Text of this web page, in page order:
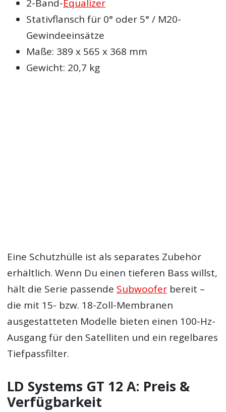
2-Band-Equalizer
Stativflansch für 0° oder 5° / M20-
Gewindeeinsätze
Maße: 389 x 565 x 368 mm
Gewicht: 20,7 kg
Eine Schutzhülle ist als separates Zubehör
erhältlich. Wenn Du einen tieferen Bass willst,
hält die Serie passende Subwoofer bereit –
die mit 15- bzw. 18-Zoll-Membranen
ausgestatteten Modelle bieten einen 100-Hz-
Ausgang für den Satelliten und ein regelbares
Tiefpassfilter.
LD Systems GT 12 A: Preis &
Verfügbarkeit